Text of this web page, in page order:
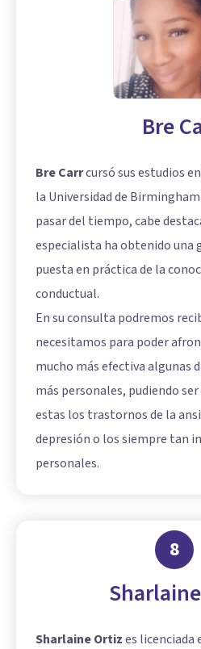
Bre
Bre Carrcursó sus estudios
la Universidad de
pasar del tiempo, cabe
especialista ha obtenido una
puesta en práctica de la
conductual.
En su consulta podremos
necesitamos para poder
mucho más efectiva algunas
más personales, pudiendo
estas los trastornos de la
depresión o los siempre tan
personales.
8
Sharlaine Ortizes licenciada